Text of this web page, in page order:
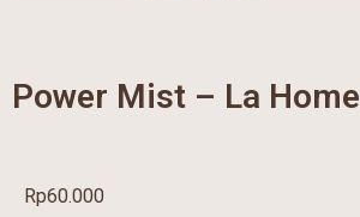
Power Mist – La Home
Rp60.000